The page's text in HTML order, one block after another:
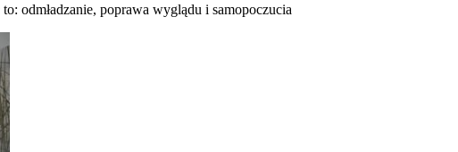
odmładzanie, poprawa wyglądu i samopoczucia